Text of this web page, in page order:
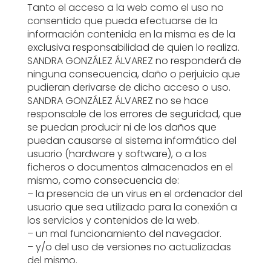
Tanto el acceso a la web como el uso no
consentido que pueda efectuarse de la
información contenida en la misma es de la
exclusiva responsabilidad de quien lo realiza.
SANDRA GONZÁLEZ ÁLVAREZ no responderá de
ninguna consecuencia, daño o perjuicio que
pudieran derivarse de dicho acceso o uso.
SANDRA GONZÁLEZ ÁLVAREZ no se hace
responsable de los errores de seguridad, que
se puedan producir ni de los daños que
puedan causarse al sistema informático del
usuario (hardware y software), o a los
ficheros o documentos almacenados en el
mismo, como consecuencia de:
– la presencia de un virus en el ordenador del
usuario que sea utilizado para la conexión a
los servicios y contenidos de la web.
– un mal funcionamiento del navegador.
– y/o del uso de versiones no actualizadas